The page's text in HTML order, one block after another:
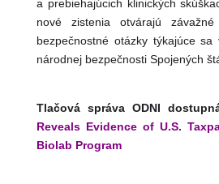
a prebiehajúcich klinických
nové zistenia otvárajú
bezpečnostné otázky týkajúce
národnej bezpečnosti Spojených
Tlačová správa ODNI
Reveals Evidence of U.S.
Biolab Program